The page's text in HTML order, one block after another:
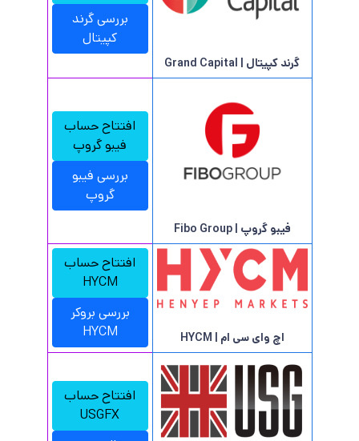
گرند کپیتال | Grand Capital
بررسی گرند
کپیتال
فیبو گروپ | Fibo Group
افتتاح حساب
فیبو گروپ
بررسی فیبو
گروپ
اچ وای سی ام | HYCM
افتتاح حساب
HYCM
بررسی بروکر
HYCM
افتتاح حساب
USGFX